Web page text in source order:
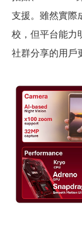
支援。雖然實際
校，但平台能力
社群分享的用戶